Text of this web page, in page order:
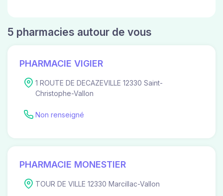
5 pharmacies autour de vous
PHARMACIE VIGIER
1 ROUTE DE DECAZEVILLE 12330 Saint-
Christophe-Vallon
Non renseigné
PHARMACIE MONESTIER
TOUR DE VILLE 12330 Marcillac-Vallon